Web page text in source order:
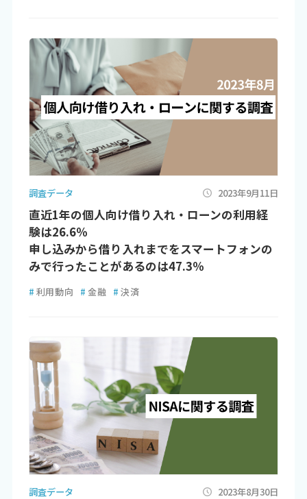
調査データ 2023年9月11日
直近1年の個人向け借り入れ・ローンの利用経
験は26.6％
申し込みから借り入れまでをスマートフォンの
みで行ったことがあるのは47.3％
# 利用動向 # 金融 # 決済
調査データ 2023年8月30日